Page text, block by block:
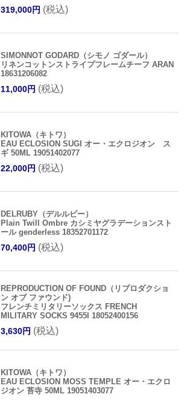
319,000円 (税込)
SIMONNOT GODARD（シモノ ゴダール）
リネンコットンストライプフレームチーフ ARAN
18631206082
11,000円 (税込)
KITOWA（キトワ）
EAU ECLOSION SUGI オー・エクロジオン ス
ギ 50ML 19051402077
22,000円 (税込)
DELRUBY（デルルビー）
Plain Twill Ombre カシミヤグラデーションスト
ール genderless 18352701172
70,400円 (税込)
REPRODUCTION OF FOUND（リプロダクショ
ン オブ ファウンド)
フレンチミリタリーソックス FRENCH
MILITARY SOCKS 9455I 18052400156
3,630円 (税込)
KITOWA（キトワ）
EAU ECLOSION MOSS TEMPLE オー・エクロ
ジオン 苔寺 50ML 19051403077